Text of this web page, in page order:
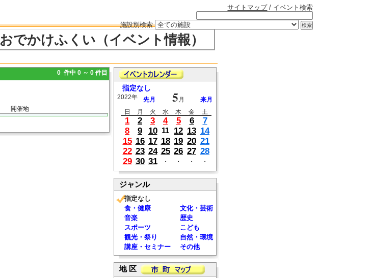
サイトマップ/ イベント検索
施設別検索
おでかけふくい（イベント情報）
0 件中 0 ～ 0 件目
開催地
指定なし
2022年 先月 5 月
来月
日
月 火 水 木 金 土
1 2 3 4 5 6
7
8
9 10 11 12 13 14
15 16 17 18 19 20 21
22 23 24 25 26 27 28
29 30 31 ・ ・ ・ ・
ジャンル
指定なし
食・健康
文化・芸術
音楽
歴史
スポーツ
こども
観光・祭り
自然・環境
講座・セミナー
その他
地 区